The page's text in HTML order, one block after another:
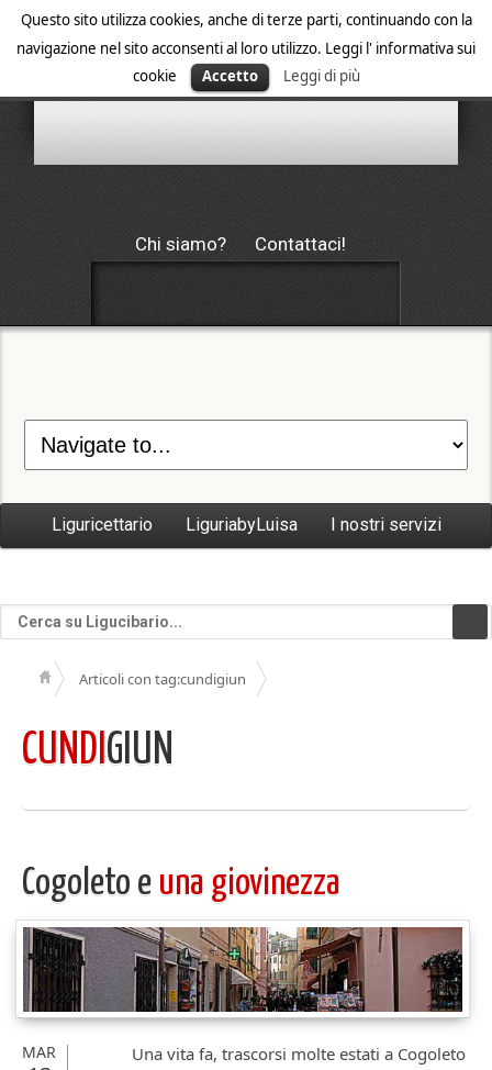
Questo sito utilizza cookies, anche di terze parti, continuando con la
navigazione nel sito acconsenti al loro utilizzo. Leggi l' informativa sui
cookie
Accetto Leggi di più
Chi siamo? Contattaci!
Liguricettario LiguriabyLuisa I nostri servizi
Articoli con tag:cundigiun
CUNDIGIUN
Cogoleto e una giovinezza
MAR
Una vita fa, trascorsi molte estati a Cogoleto